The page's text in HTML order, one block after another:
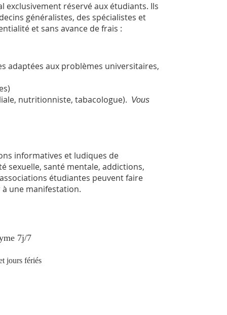
exclusivement réservé aux étudiants. Ils
généralistes, des spécialistes et
et sans avance de frais :
adaptées aux problèmes universitaires,
nutritionniste, tabacologue). Vous
informatives et ludiques de
sexuelle, santé mentale, addictions,
étudiantes peuvent faire
une manifestation.
7j/7
jours fériés